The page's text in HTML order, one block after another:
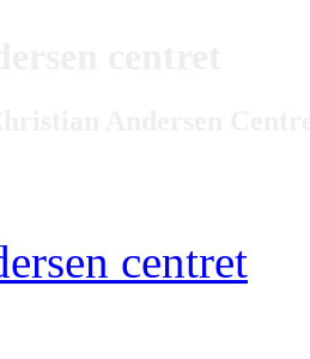
centret